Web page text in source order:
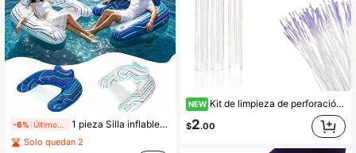
-6% 1 pieza Silla inflable luminosa en forma de U, material de PVC, flotador de piscina para adultos, silla de descanso acuática, esencial para fiestas de verano, con portavasos, reposacabezas, asiento de malla, perfecto para fiestas nocturnas en la piscina
Solo quedan 2
NEW Kit de limpieza de perforación de oreja de 60 piezas/1 tubo, set desodorizante, protectores de oreja, hilo de perforación desechable, hilo de limpieza post-perforación, herramientas de limpieza de perforación, unisex, palitos de limpieza de perforación de oreja, hilo de limpieza de perforación de oreja, incluye 60 tubos de limpieza de perforación de oreja, limpieza de perforación de oreja con palitos de limpieza, previene la obstrucción, esencial para viajes, conveniente de llevar
$2.00